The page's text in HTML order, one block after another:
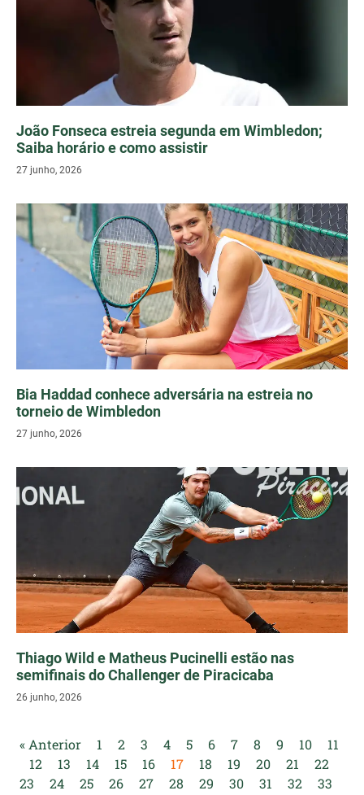
João Fonseca estreia segunda em Wimbledon;
Saiba horário e como assistir
27 junho, 2026
Bia Haddad conhece adversária na estreia no
torneio de Wimbledon
27 junho, 2026
Thiago Wild e Matheus Pucinelli estão nas
semifinais do Challenger de Piracicaba
26 junho, 2026
« Anterior 1 2 3 4 5 6 7 8 9 10
11
12
13 14 15 16 17 18 19 20 21
22
23
24 25 26 27 28 29 30 31 32
33